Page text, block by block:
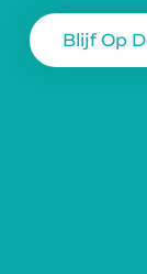
Blijf Op